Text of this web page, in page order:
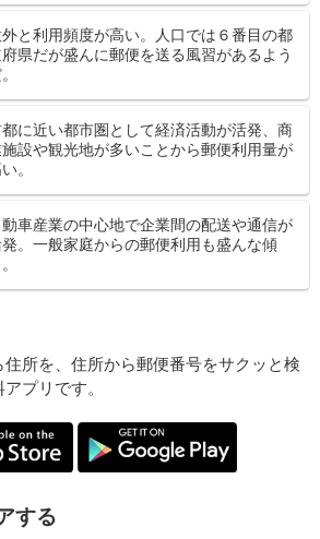
と利用頻度が高い。人口では６番目の都
県だが盛んに郵便を送る風習があるよう
に近い都市圏として経済活動が活発、商
設や観光地が多いことから郵便利用量が
。
動車産業の中心地で企業間の配送や通信が
。一般家庭からの郵便利用も盛んな傾
住所を、住所から郵便番号をサクッと検
プリです。
する